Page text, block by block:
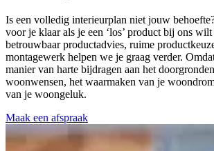
Is een volledig interieurplan niet jouw
voor je klaar als je een ‘los’ product bij ons
betrouwbaar productadvies, ruime
montagewerk helpen we je graag verder.
manier van harte bijdragen aan het
woonwensen, het waarmaken van je
van je woongeluk.
Maak een afspraak